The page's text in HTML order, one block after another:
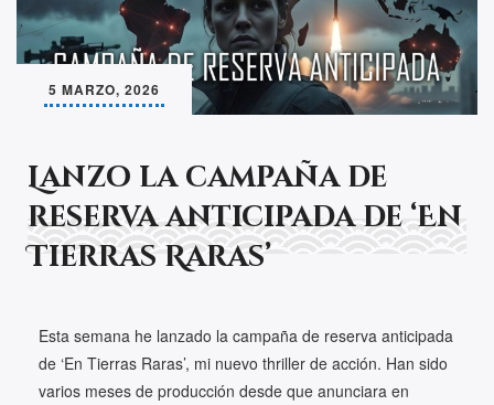
5 MARZO, 2026
Lanzo la campaña de
reserva anticipada de ‘En
Tierras Raras’
Esta semana he lanzado la campaña de reserva anticipada
de ‘En Tierras Raras’, mi nuevo thriller de acción. Han sido
varios meses de producción desde que anunciara en